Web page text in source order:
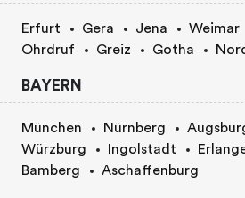
Erfurt Gera Jena Weimar
Ohrdruf
Greiz Gotha
BAYERN
München Nürnberg
Würzburg
Ingolstadt
Bamberg
Aschaffenburg